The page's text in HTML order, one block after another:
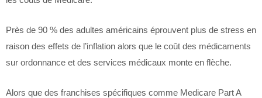
Près de 90 % des adultes américains éprouvent plus de stress en
raison des effets de l’inflation alors que le coût des médicaments
sur ordonnance et des services médicaux monte en flèche.
Alors que des franchises spécifiques comme Medicare Part A